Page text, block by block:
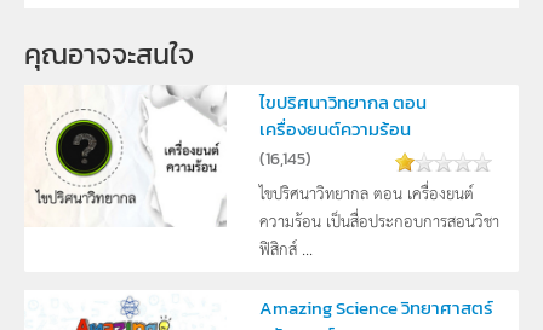
คุณอาจจะสนใจ
ไขปริศนาวิทยากล ตอน
เครื่องยนต์ความร้อน
(16,145)
ไขปริศนาวิทยากล ตอน เครื่องยนต์
ความร้อน เป็นสื่อประกอบการสอนวิชา
ฟิสิกส์ ...
Amazing Science วิทยาศาสตร์